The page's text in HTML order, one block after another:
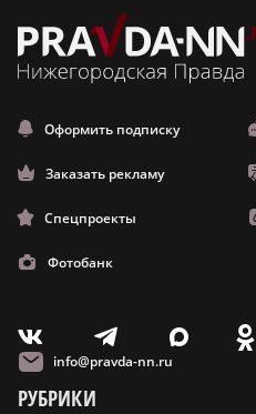
Оформить подписку
Заказать рекламу
Спецпроекты
Фотобанк
V T X O
info@pravda-nn.ru
РУБРИКИ